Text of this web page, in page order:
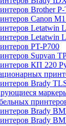
Brother P-
Canon
Letatwin
Letatwin
PT-P700
Supvan
КП 220
Brady
Brady
Brady